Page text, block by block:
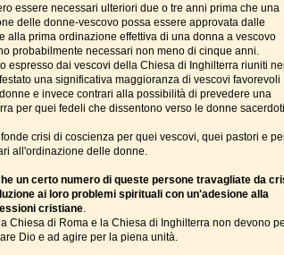
essere necessari ulteriori due o tre anni prima che una
delle donne-vescovo possa essere approvata dalle
alla prima ordinazione effettiva di una donna a vescovo
probabilmente necessari non meno di cinque anni.
espresso dai vescovi della Chiesa di Inghilterra riuniti nei
una significativa maggioranza di vescovi favorevoli
e invece contrari alla possibilità di prevedere una
per quei fedeli che dissentono verso le donne
crisi di coscienza per quei vescovi, quei pastori e
all'ordinazione delle donne.
un certo numero di queste persone travagliate da
ai loro problemi spirituali con un'adesione alla
cristiane
Chiesa di Roma e la Chiesa di Inghilterra non devono
Dio e ad agire per la piena unità.